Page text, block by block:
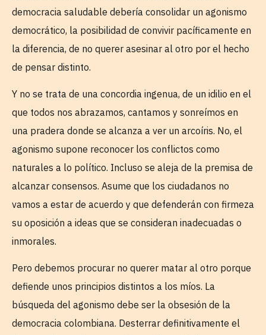
democracia saludable debería consolidar un agonismo
democrático, la posibilidad de convivir pacíficamente en
la diferencia, de no querer asesinar al otro por el hecho
de pensar distinto.
Y no se trata de una concordia ingenua, de un idilio en el
que todos nos abrazamos, cantamos y sonreímos en
una pradera donde se alcanza a ver un arcoíris. No, el
agonismo supone reconocer los conflictos como
naturales a lo político. Incluso se aleja de la premisa de
alcanzar consensos. Asume que los ciudadanos no
vamos a estar de acuerdo y que defenderán con firmeza
su oposición a ideas que se consideran inadecuadas o
inmorales.
Pero debemos procurar no querer matar al otro porque
defiende unos principios distintos a los míos. La
búsqueda del agonismo debe ser la obsesión de la
democracia colombiana. Desterrar definitivamente el